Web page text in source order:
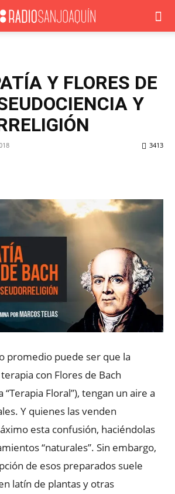
Y FLORES DE
Y
3413
promedio puede ser que la
con Flores de Bach
Floral”), tengan un aire a
Y quienes las venden
esta confusión, haciéndolas
“naturales”. Sin embargo,
de esos preparados suele
latín de plantas y otras